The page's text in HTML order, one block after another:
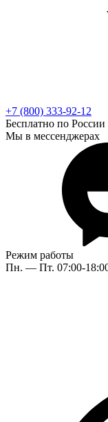
+7 (800) 333-92-12
Бесплатно по России
Мы в мессенджерах
Режим работы
Пн. — Пт. 07:00-